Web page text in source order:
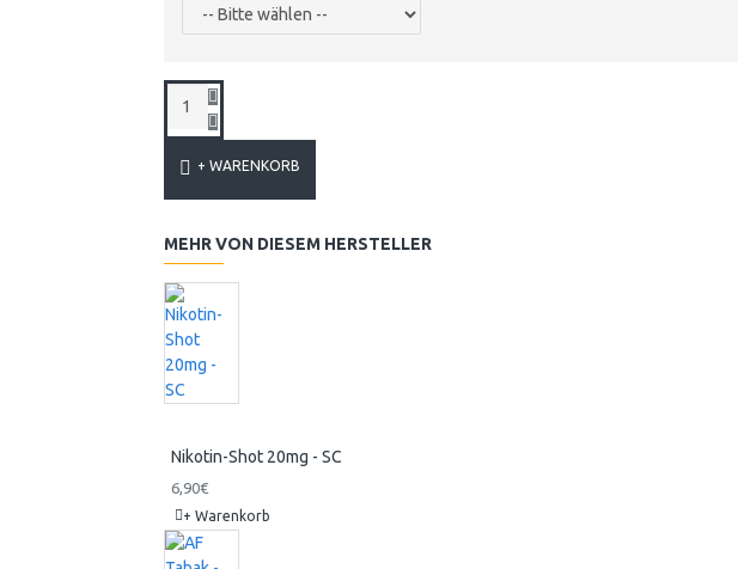
+ WARENKORB
MEHR VON DIESEM HERSTELLER
Nikotin-Shot 20mg - SC
6,90€
+ Warenkorb